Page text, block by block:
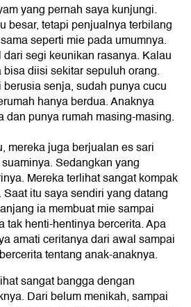
yang pernah saya kunjungi.
besar, tetapi penjualnya terbilang
seperti mie pada umumnya.
segi keunikan rasanya. Kalau
diisi sekitar sepuluh orang.
senja, sudah punya cucu
hanya berdua. Anaknya
dan punya rumah masing-masing.
mereka juga berjualan es sari
Sedangkan yang
Mereka terlihat sangat kompak
itu saya sendiri yang datang
ia membuat mie sampai
tak henti-hentinya bercerita. Apa
amati ceritanya dari awal sampai
tentang anak-anaknya.
sangat bangga dengan
Dari belum menikah, sampai